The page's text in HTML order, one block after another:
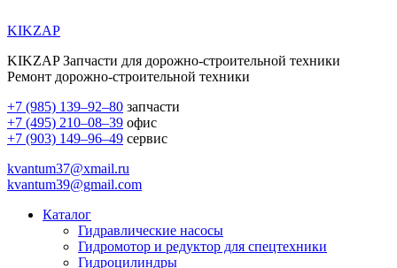
KIKZAP
KIKZAP Запчасти для дорожно-строительной техники
Ремонт дорожно-строительной техники
+7 (985) 139–92–80 запчасти
+7 (495) 210–08–39 офис
+7 (903) 149–96–49 сервис
kvantum37@xmail.ru
kvantum39@gmail.com
Каталог
Гидравлические насосы
Гидромотор и редуктор для спецтехники
Гидроцилиндры